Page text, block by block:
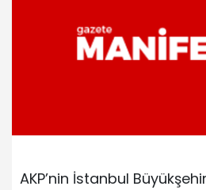
AKP’nin İstanbul